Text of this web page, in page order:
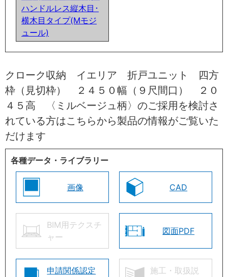
ハンドルレス縦木目･
横木目タイプ(Mモジ
ュール)
クローク収納 イエリア 折戸ユニット 四方
枠（見切枠） ２４５０幅（９尺間口） ２０
４５高 〈ミルベージュ柄〉のご採用を検討さ
れている方はこちらから製品の情報がご覧いた
だけます
各種データ・ライブラリー
画像 CAD
BIM用テクスチ
ャー
図面PDF
申請関係認定
施工・取扱説